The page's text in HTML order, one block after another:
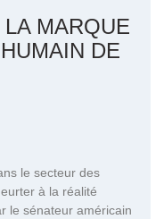
LA MARQUE
DE
le secteur des
à la réalité
le sénateur américain